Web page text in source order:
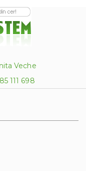
Veche
111 698